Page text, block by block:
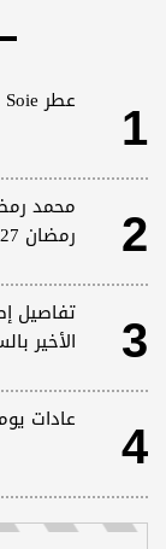
1 عطر Glossier You Soie لإطلالة صباحية واثقة
2
محمد
رمضان 2027
3
تفاصيل
الأخير
4 عادات